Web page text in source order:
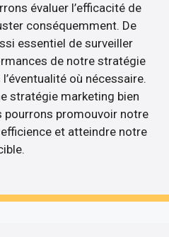
évaluer l’efficacité de
conséquemment. De
essentiel de surveiller
de notre stratégie
où nécessaire.
stratégie marketing bien
pourrons promouvoir notre
et atteindre notre